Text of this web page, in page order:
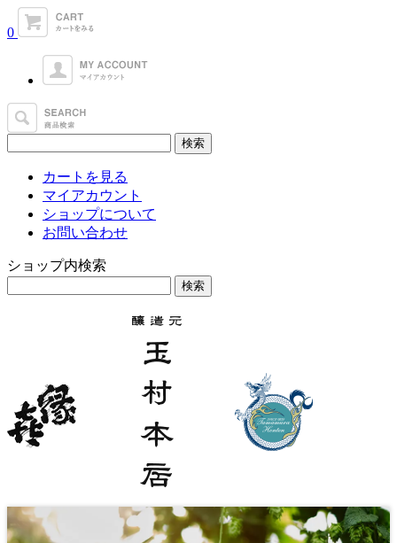
0
カートを見る
マイアカウント
ショップについて
お問い合わせ
ショップ内検索